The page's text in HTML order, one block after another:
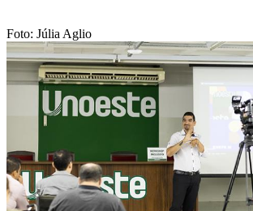
Foto: Júlia Aglio